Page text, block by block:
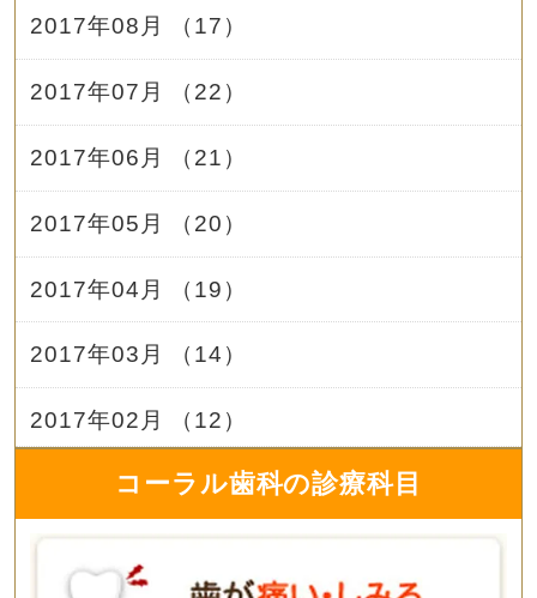
2017年08月 （17）
2017年07月 （22）
2017年06月 （21）
2017年05月 （20）
2017年04月 （19）
2017年03月 （14）
2017年02月 （12）
コーラル歯科の診療科目